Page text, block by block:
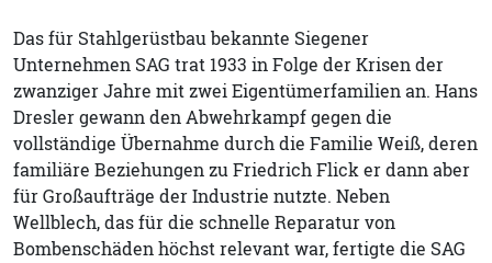
Das für Stahlgerüstbau bekannte Siegener
Unternehmen SAG trat 1933 in Folge der Krisen der
zwanziger Jahre mit zwei Eigentümerfamilien an. Hans
Dresler gewann den Abwehrkampf gegen die
vollständige Übernahme durch die Familie Weiß, deren
familiäre Beziehungen zu Friedrich Flick er dann aber
für Großaufträge der Industrie nutzte. Neben
Wellblech, das für die schnelle Reparatur von
Bombenschäden höchst relevant war, fertigte die SAG